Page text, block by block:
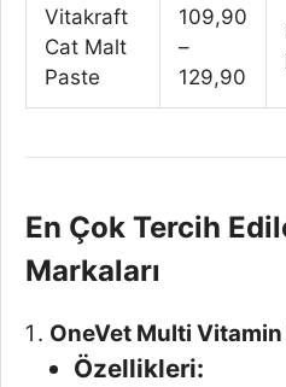
Vitakraft
Cat Malt
Paste
109,90
–
129,90
En Çok Tercih
Markaları
OneVet Multi Vitamin
Özellikleri: